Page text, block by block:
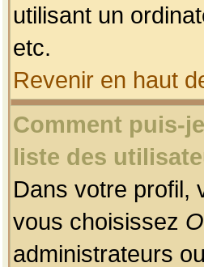
utilisant un
etc.
Revenir en haut
Comment puis-
liste des
Dans votre profil,
vous choisissez
administrateurs